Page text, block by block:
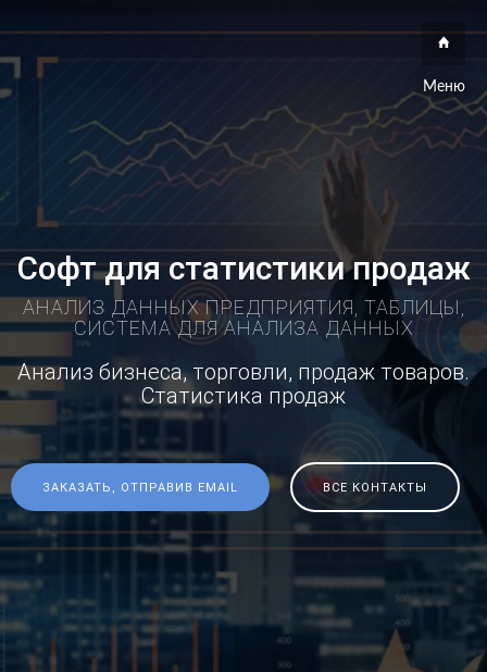
Меню
Софт для статистики продаж
АНАЛИЗ ДАННЫХ ПРЕДПРИЯТИЯ, ТАБЛИЦЫ,
СИСТЕМА ДЛЯ АНАЛИЗА ДАННЫХ
Анализ бизнеса, торговли, продаж товаров.
Статистика продаж
ЗАКАЗАТЬ, ОТПРАВИВ EMAIL ВСЕ КОНТАКТЫ